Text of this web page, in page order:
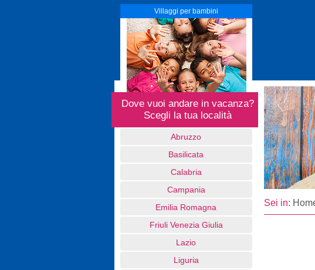
Villaggi per bambini
Dove vuoi andare in vacanza?
Scegli la tua località
Abruzzo
Basilicata
Calabria
Campania
Emilia Romagna
Friuli Venezia Giulia
Lazio
Liguria
Sei in: